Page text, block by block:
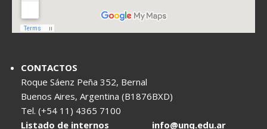
CONTACTOS
Roque Sáenz Peña 352, Bernal
Buenos Aires, Argentina (B1876BXD)
Tel. (+54 11) 4365 7100
Listado de internos
info@unq.edu.ar